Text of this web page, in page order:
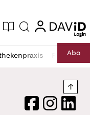
Ausgabe
Suche login
RechtAbo
FacebookInstagram